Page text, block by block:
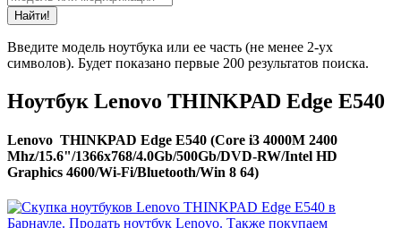
Найти!
Введите модель ноутбука или ее часть (не менее 2-ух
символов). Будет показано первые 200 результатов поиска.
Ноутбук Lenovo THINKPAD Edge E540
Lenovo THINKPAD Edge E540 (Core i3 4000M 2400
Mhz/15.6"/1366x768/4.0Gb/500Gb/DVD-RW/Intel HD
Graphics 4600/Wi-Fi/Bluetooth/Win 8 64)